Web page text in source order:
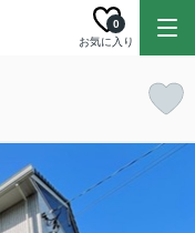
お気に入り
0